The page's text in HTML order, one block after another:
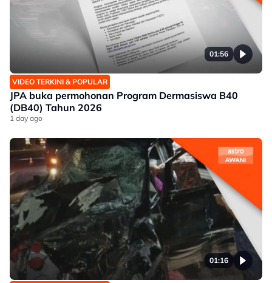
01:56
VIDEO TERKINI & POPULAR
JPA buka permohonan Program Dermasiswa B40
(DB40) Tahun 2026
1 day ago
01:16